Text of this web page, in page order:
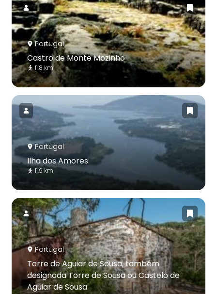
Portugal
Castro de Monte Mozinho
11.8 km
Portugal
Ilha dos Amores
11.9 km
Portugal
Torre de Aguiar de Sousa, também
designada Torre de Sousa ou Castelo de
Aguiar de Sousa